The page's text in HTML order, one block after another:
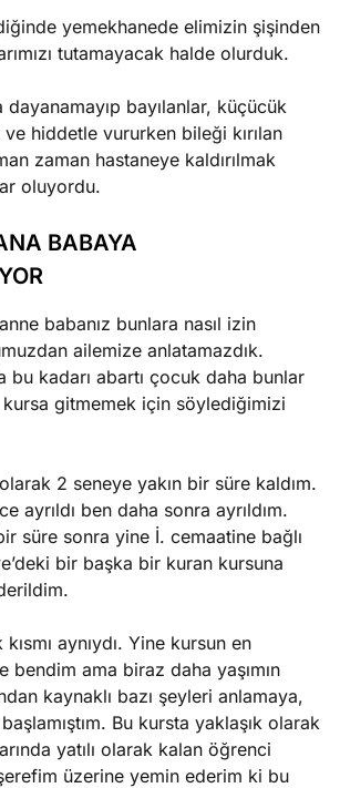
yemekhanede elimizin şişinden
tutamayacak halde olurduk.
dayanamayıp bayılanlar, küçücük
hiddetle vururken bileği kırılan
zaman hastaneye kaldırılmak
oluyordu.
BABAYA
babanız bunlara nasıl izin
ailemize anlatamazdık.
bu kadarı abartı çocuk daha bunlar
gitmemek için söylediğimizi
2 seneye yakın bir süre kaldım.
ayrıldı ben daha sonra ayrıldım.
süre sonra yine İ. cemaatine bağlı
bir başka bir kuran kursuna
aynıydı. Yine kursun en
bendim ama biraz daha yaşımın
kaynaklı bazı şeyleri anlamaya,
Bu kursta yaklaşık olarak
yatılı olarak kalan öğrenci
üzerine yemin ederim ki bu